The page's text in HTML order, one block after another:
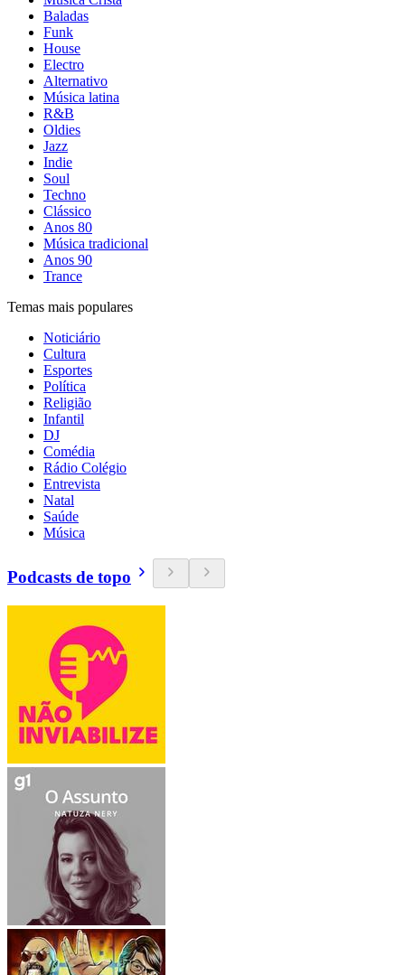
Baladas
Funk
House
Electro
Alternativo
Música latina
R&B
Oldies
Jazz
Indie
Soul
Techno
Clássico
Anos 80
Música tradicional
Anos 90
Trance
Temas mais populares
Noticiário
Cultura
Esportes
Política
Religião
Infantil
DJ
Comédia
Rádio Colégio
Entrevista
Natal
Saúde
Música
Podcasts de topo